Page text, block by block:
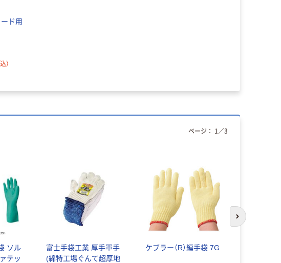
ド用
）
ソル
テッ
富士手袋工業 厚手軍手
(綿特工場ぐんて超厚地
ケブラー（R）編手袋 7G
ページ： 1 ／3
次のスライド